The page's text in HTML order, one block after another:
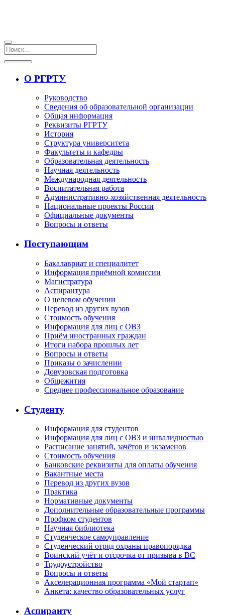
О РГРТУ
Руководство
Сведения об образовательной организации
Общая информация
Реквизиты РГРТУ
История
Структура университета
Факультеты и кафедры
Образовательная деятельность
Научная деятельность
Международная деятельность
Воспитательная работа
Административно-хозяйственная деятельность
Национальные проекты России
Официальные документы
Вопросы и ответы
Поступающим
Бакалавриат и специалитет
Информация приёмной комиссии
Магистратура
Аспирантура
О целевом обучении
Перевод из других вузов
Стоимость обучения
Информация для лиц с ОВЗ
Приём иностранных граждан
Итоги набора прошлых лет
Вопросы и ответы
Приказы о зачислении
Довузовская подготовка
Общежития
Среднее профессиональное образование
Студенту
Информация для студентов
Информация для лиц с ОВЗ и инвалидностью
Расписание занятий, зачётов и экзаменов
Стоимость обучения
Банковские реквизиты для оплаты обучения
Вакантные места
Перевод из других вузов
Практика
Нормативные документы
Дополнительные образовательные программы
Профком студентов
Научная библиотека
Студенческое самоуправление
Студенческий отряд охраны правопорядка
Воинский учёт и отсрочка от призыва в ВС
Трудоустройство
Вопросы и ответы
Акселерационная программа «Мой стартап»
Анкета: качество образовательных услуг
Аспиранту